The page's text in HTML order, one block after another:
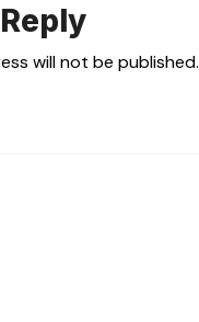
will not be published.